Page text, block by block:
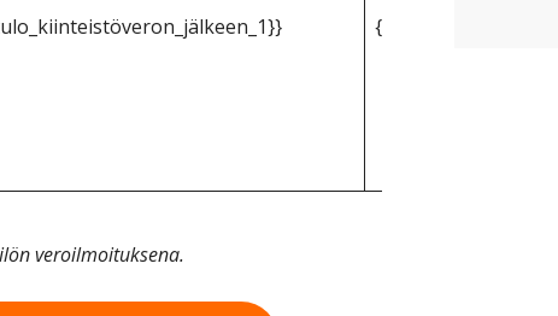
veroilmoituksena.